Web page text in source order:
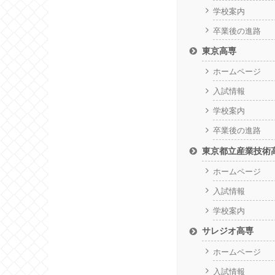
学校案内
卒業後の進路
東京高専
ホームページ
入試情報
学校案内
卒業後の進路
東京都立産業技術
ホームページ
入試情報
学校案内
サレジオ高専
ホームページ
入試情報